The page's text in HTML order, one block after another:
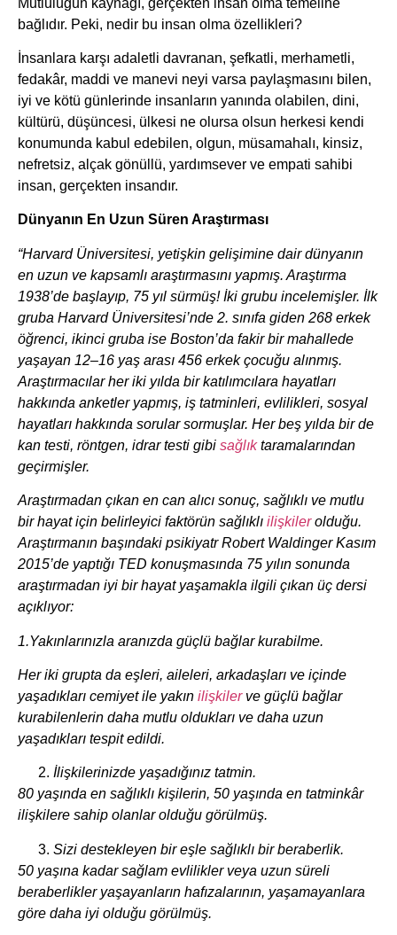
bağlıdır. Peki, nedir bu insan olma özellikleri?
İnsanlara karşı adaletli davranan, şefkatli, merhametli,
fedakâr, maddi ve manevi neyi varsa paylaşmasını bilen,
iyi ve kötü günlerinde insanların yanında olabilen, dini,
kültürü, düşüncesi, ülkesi ne olursa olsun herkesi kendi
konumunda kabul edebilen, olgun, müsamahalı, kinsiz,
nefretsiz, alçak gönüllü, yardımsever ve empati sahibi
insan, gerçekten insandır.
Dünyanın En Uzun Süren Araştırması
“Harvard Üniversitesi, yetişkin gelişimine dair dünyanın
en uzun ve kapsamlı araştırmasını yapmış. Araştırma
1938’de başlayıp, 75 yıl sürmüş! İki grubu incelemişler. İlk
gruba Harvard Üniversitesi’nde 2. sınıfa giden 268 erkek
öğrenci, ikinci gruba ise Boston’da fakir bir mahallede
yaşayan 12–16 yaş arası 456 erkek çocuğu alınmış.
Araştırmacılar her iki yılda bir katılımcılara hayatları
hakkında anketler yapmış, iş tatminleri, evlilikleri, sosyal
hayatları hakkında sorular sormuşlar. Her beş yılda bir de
kan testi, röntgen, idrar testi gibi sağlıktaramalarından
geçirmişler.
Araştırmadan çıkan en can alıcı sonuç, sağlıklı ve mutlu
bir hayat için belirleyici faktörün sağlıklı ilişkilerolduğu.
Araştırmanın başındaki psikiyatr Robert Waldinger Kasım
2015’de yaptığı TED konuşmasında 75 yılın sonunda
araştırmadan iyi bir hayat yaşamakla ilgili çıkan üç dersi
açıklıyor:
1.Yakınlarınızla aranızda güçlü bağlar kurabilme.
Her iki grupta da eşleri, aileleri, arkadaşları ve içinde
yaşadıkları cemiyet ile yakın ilişkilerve güçlü bağlar
kurabilenlerin daha mutlu oldukları ve daha uzun
yaşadıkları tespit edildi.
İlişkilerinizde yaşadığınız tatmin.
80 yaşında en sağlıklı kişilerin, 50 yaşında en tatminkâr
ilişkilere sahip olanlar olduğu görülmüş.
Sizi destekleyen bir eşle sağlıklı bir beraberlik.
50 yaşına kadar sağlam evlilikler veya uzun süreli
beraberlikler yaşayanların hafızalarının, yaşamayanlara
göre daha iyi olduğu görülmüş.